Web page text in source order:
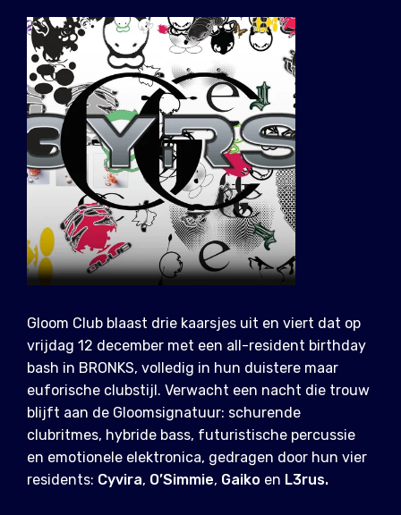
Gloom Club blaast drie kaarsjes uit en viert dat op
vrijdag 12 december met een all-resident birthday
bash in BRONKS, volledig in hun duistere maar
euforische clubstijl. Verwacht een nacht die trouw
blijft aan de Gloomsignatuur: schurende
clubritmes, hybride bass, futuristische percussie
en emotionele elektronica, gedragen door hun vier
residents: Cyvira, O’Simmie, Gaiko en L3rus.